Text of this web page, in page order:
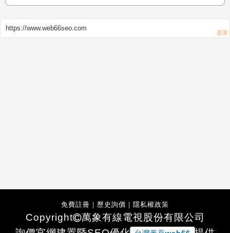
https://www.web66seo.com
免費註冊 ｜ 歷史詢價 ｜ 隱私權政策
Copyright
萬象有線電視股份有限公司